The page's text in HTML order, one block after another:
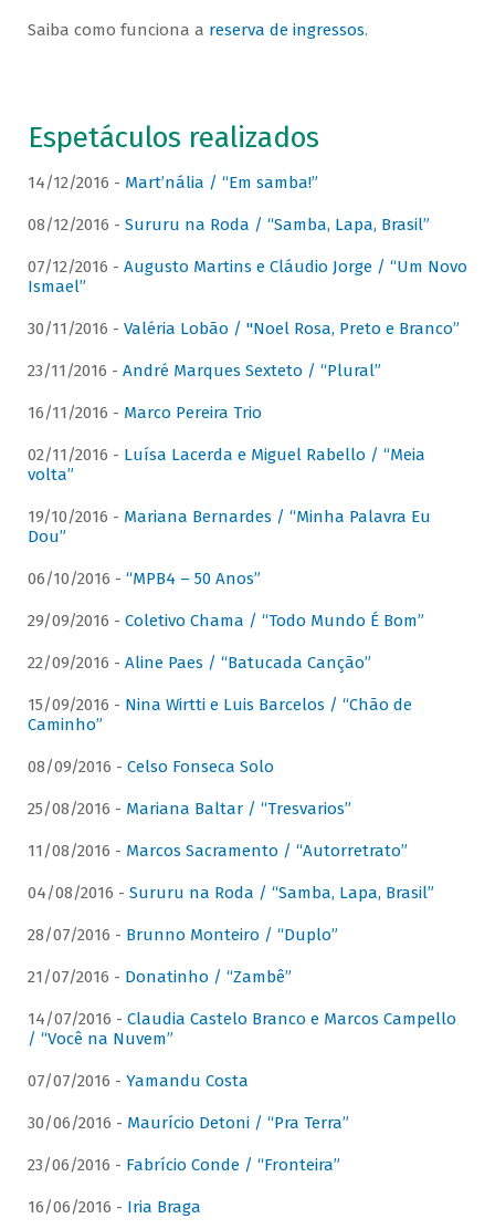
Saiba como funciona a reserva de ingressos.
Espetáculos realizados
14/12/2016 - Mart’nália / “Em samba!”
08/12/2016 - Sururu na Roda / “Samba, Lapa, Brasil”
07/12/2016 - Augusto Martins e Cláudio Jorge / “Um Novo
Ismael”
30/11/2016 - Valéria Lobão / "Noel Rosa, Preto e Branco”
23/11/2016 - André Marques Sexteto / “Plural”
16/11/2016 - Marco Pereira Trio
02/11/2016 - Luísa Lacerda e Miguel Rabello / “Meia
volta”
19/10/2016 - Mariana Bernardes / “Minha Palavra Eu
Dou”
06/10/2016 - “MPB4 – 50 Anos”
29/09/2016 - Coletivo Chama / “Todo Mundo É Bom”
22/09/2016 - Aline Paes / “Batucada Canção”
15/09/2016 - Nina Wirtti e Luis Barcelos / “Chão de
Caminho”
08/09/2016 - Celso Fonseca Solo
25/08/2016 - Mariana Baltar / “Tresvarios”
11/08/2016 - Marcos Sacramento / “Autorretrato”
04/08/2016 - Sururu na Roda / “Samba, Lapa, Brasil”
28/07/2016 - Brunno Monteiro / “Duplo”
21/07/2016 - Donatinho / “Zambê”
14/07/2016 - Claudia Castelo Branco e Marcos Campello
/ “Você na Nuvem”
07/07/2016 - Yamandu Costa
30/06/2016 - Maurício Detoni / “Pra Terra”
23/06/2016 - Fabrício Conde / “Fronteira”
16/06/2016 - Iria Braga